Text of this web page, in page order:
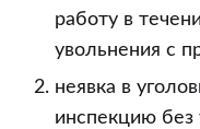
работу в
увольнения с
неявка в
инспекцию без